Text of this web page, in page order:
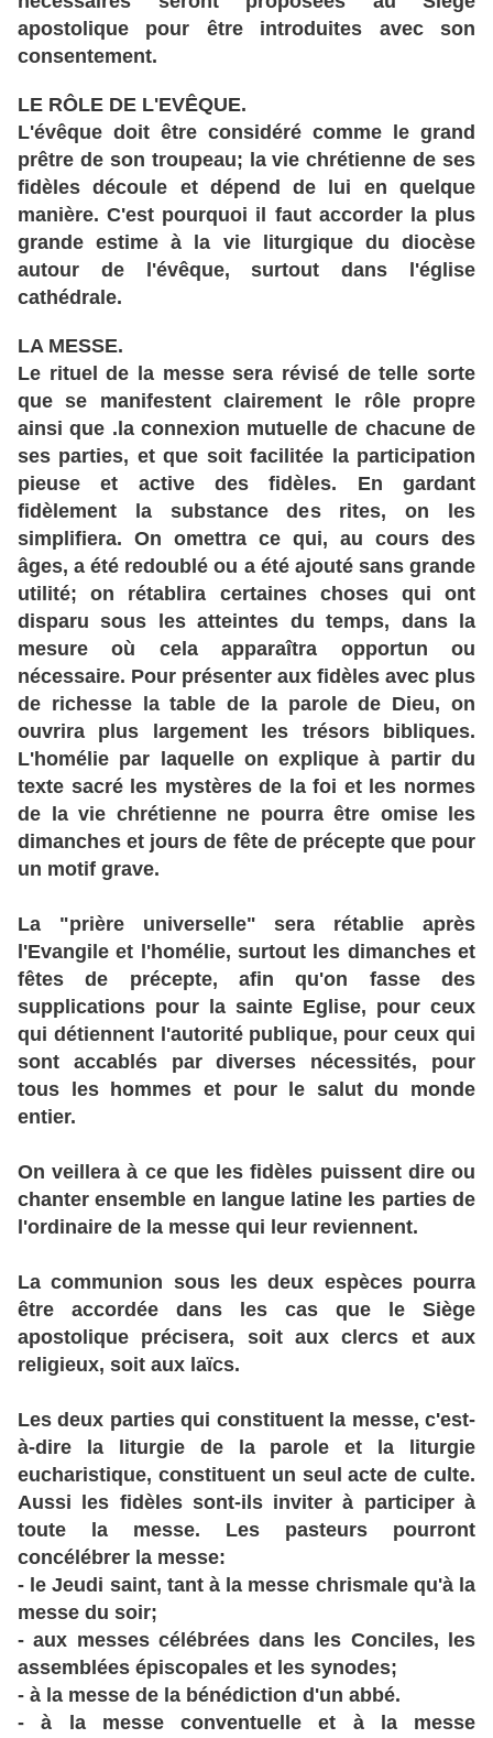
apostolique pour être introduites avec son
consentement.
LE RÔLE DE L'EVÊQUE.
L'évêque doit être considéré comme le grand
prêtre de son troupeau; la vie chrétienne de ses
fidèles découle et dépend de lui en quelque
manière. C'est pourquoi il faut accorder la plus
grande estime à la vie liturgique du diocèse
autour de l'évêque, surtout dans l'église
cathédrale.
LA MESSE.
Le rituel de la messe sera révisé de telle sorte
que se manifestent clairement le rôle propre
ainsi que .la connexion mutuelle de chacune de
ses parties, et que soit facilitée la participation
pieuse et active des fidèles. En gardant
fidèlement la substance des rites, on les
simplifiera. On omettra ce qui, au cours des
âges, a été redoublé ou a été ajouté sans grande
utilité; on rétablira certaines choses qui ont
disparu sous les atteintes du temps, dans la
mesure où cela apparaîtra opportun ou
nécessaire. Pour présenter aux fidèles avec plus
de richesse la table de la parole de Dieu, on
ouvrira plus largement les trésors bibliques.
L'homélie par laquelle on explique à partir du
texte sacré les mystères de la foi et les normes
de la vie chrétienne ne pourra être omise les
dimanches et jours de fête de précepte que pour
un motif grave.
La "prière universelle" sera rétablie après
l'Evangile et l'homélie, surtout les dimanches et
fêtes de précepte, afin qu'on fasse des
supplications pour la sainte Eglise, pour ceux
qui détiennent l'autorité publique, pour ceux qui
sont accablés par diverses nécessités, pour
tous les hommes et pour le salut du monde
entier.
On veillera à ce que les fidèles puissent dire ou
chanter ensemble en langue latine les parties de
l'ordinaire de la messe qui leur reviennent.
La communion sous les deux espèces pourra
être accordée dans les cas que le Siège
apostolique précisera, soit aux clercs et aux
religieux, soit aux laïcs.
Les deux parties qui constituent la messe, c'est-
à-dire la liturgie de la parole et la liturgie
eucharistique, constituent un seul acte de culte.
Aussi les fidèles sont-ils inviter à participer à
toute la messe. Les pasteurs pourront
concélébrer la messe:
- le Jeudi saint, tant à la messe chrismale qu'à la
messe du soir;
- aux messes célébrées dans les Conciles, les
assemblées épiscopales et les synodes;
- à la messe de la bénédiction d'un abbé.
- à la messe conventuelle et à la messe